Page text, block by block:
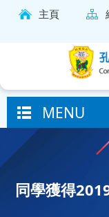
主頁
MENU
同學獲得